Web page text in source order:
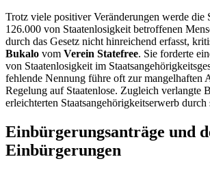
Trotz viele positiver Veränderungen werde die
126.000 von Staatenlosigkeit betroffenen
durch das Gesetz nicht hinreichend erfasst,
Bukalo vom Verein Statefree. Sie forderte
von Staatenlosigkeit im
fehlende Nennung führe oft zur mangelhaften
Regelung auf Staatenlose. Zugleich verlangte
erleichterten Staatsangehörigkeitserwerb durch
Einbürgerungsanträge und
Einbürgerungen